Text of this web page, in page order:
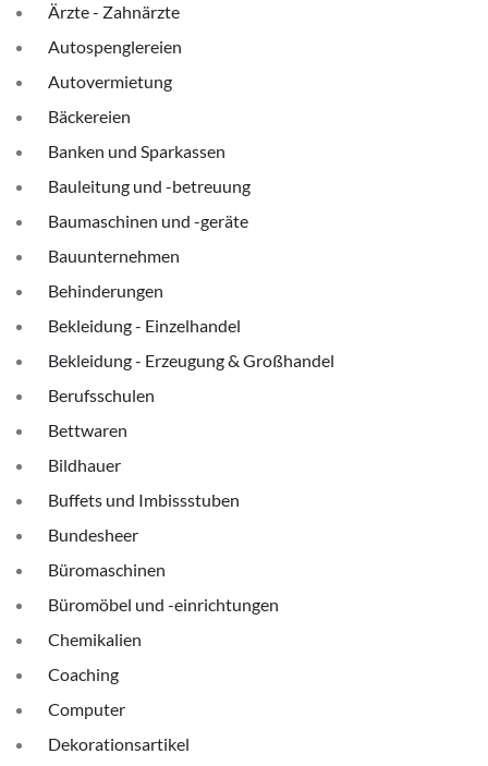
Ärzte - Zahnärzte
Autospenglereien
Autovermietung
Bäckereien
Banken und Sparkassen
Bauleitung und -betreuung
Baumaschinen und -geräte
Bauunternehmen
Behinderungen
Bekleidung - Einzelhandel
Bekleidung - Erzeugung & Großhandel
Berufsschulen
Bettwaren
Bildhauer
Buffets und Imbissstuben
Bundesheer
Büromaschinen
Büromöbel und -einrichtungen
Chemikalien
Coaching
Computer
Dekorationsartikel